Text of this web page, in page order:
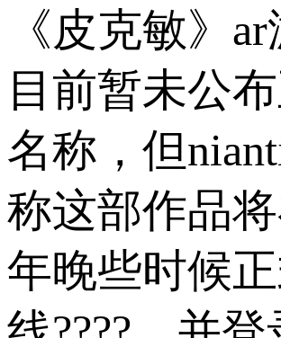
《皮克敏》
目前暂未公
名称，但
称这部作品
年晚些时候